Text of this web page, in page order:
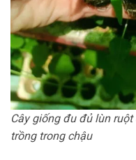
Cây giống đu đủ lùn
trồng trong chậu